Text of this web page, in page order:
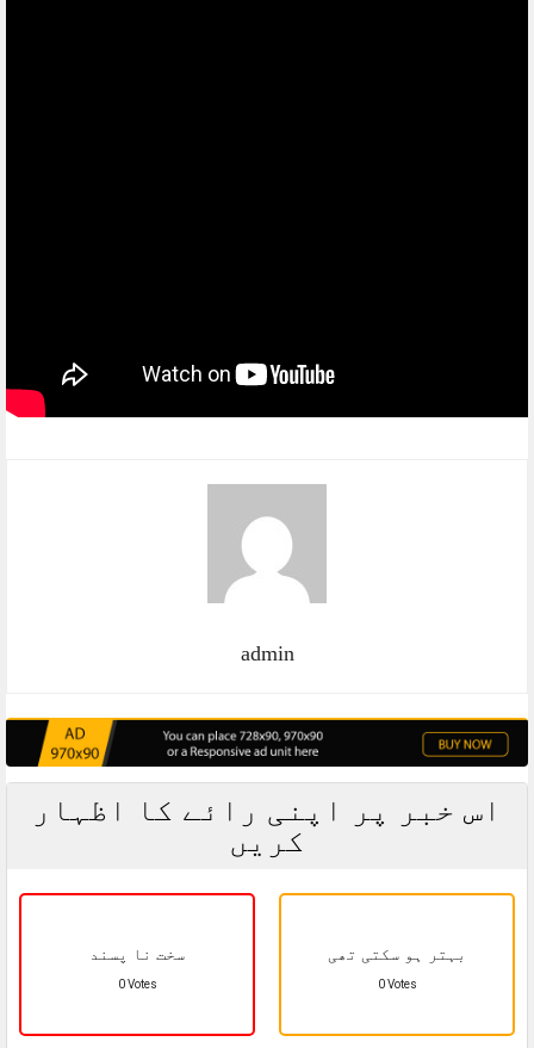
admin
اس خبر پر اپنی رائے کا اظہار
کریں
سخت نا پسند
0 Votes
بہتر ہو سکتی تھی
0 Votes